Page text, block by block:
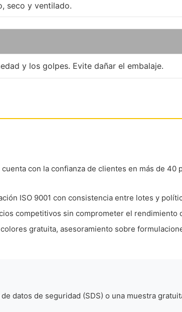
seco y ventilado.
y los golpes. Evite dañar el embalaje.
cuenta con la confianza de clientes en más de 40
ISO 9001 con consistencia entre lotes y
competitivos sin comprometer el rendimiento
gratuita, asesoramiento sobre
datos de seguridad (SDS) o una muestra